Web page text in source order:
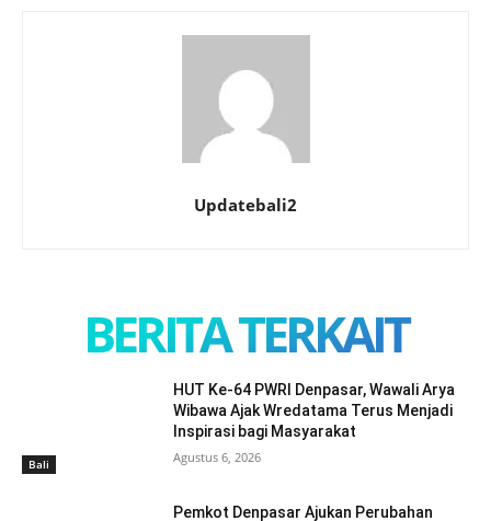
Updatebali2
BERITA TERKAIT
Bali
HUT Ke-64 PWRI Denpasar, Wawali Arya
Wibawa Ajak Wredatama Terus Menjadi
Inspirasi bagi Masyarakat
Agustus 6, 2026
Pemkot Denpasar Ajukan Perubahan